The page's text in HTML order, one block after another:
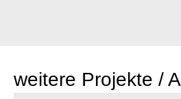
weitere Projekte /